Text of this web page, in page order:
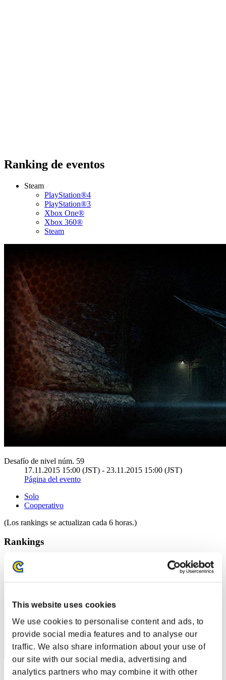
This website uses cookies
We use cookies to personalise content and ads, to
provide social media features and to analyse our
traffic. We also share information about your use of
our site with our social media, advertising and
analytics partners who may combine it with other
Ranking de eventos
Steam
PlayStation®4
PlayStation®3
Xbox One®
Xbox 360®
Steam
Desafío de nivel núm. 59
17.11.2015 15:00 (JST) - 23.11.2015 15:00 (JST)
Página del evento
Solo
Cooperativo
(Los rankings se actualizan cada 6 horas.)
Rankings
Posición
BarryPowerBurton77